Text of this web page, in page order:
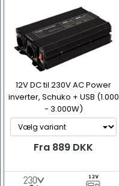
12V DC til 230V AC Power
inverter, Schuko + USB (1.000
- 3.000W)
Fra 889 DKK